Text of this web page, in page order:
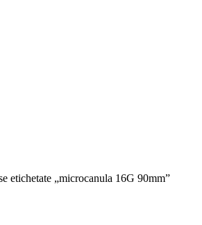
etichetate „microcanula 16G 90mm”